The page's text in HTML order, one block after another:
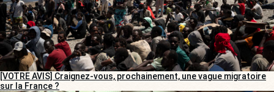
[VOTRE AVIS] Craignez-vous, prochainement, une vague migratoire
sur la France ?